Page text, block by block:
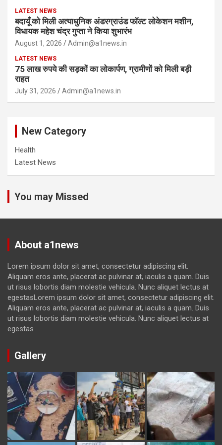
LATEST NEWS
बदायूँ को मिली अत्याधुनिक अंडरग्राउंड फॉल्ट लोकेशन मशीन,
विधायक महेश चंद्र गुप्ता ने किया शुभारंभ
August 1, 2026 Admin@a1news.in
LATEST NEWS
75 लाख रुपये की सड़कों का लोकार्पण, ग्रामीणों को मिली बड़ी
राहत
July 31, 2026 Admin@a1news.in
New Category
Health
Latest News
You may Missed
About a1news
Lorem ipsum dolor sit amet, consectetur adipiscing elit.
Aliquam eros ante, placerat ac pulvinar at, iaculis a quam. Duis
ut risus lobortis diam molestie vehicula. Nunc aliquet lectus at
egestasLorem ipsum dolor sit amet, consectetur adipiscing elit.
Aliquam eros ante, placerat ac pulvinar at, iaculis a quam. Duis
ut risus lobortis diam molestie vehicula. Nunc aliquet lectus at
egestas
Gallery